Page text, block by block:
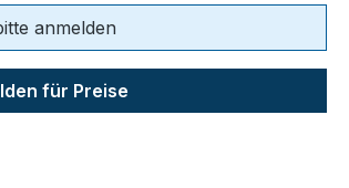
anmelden
für Preise